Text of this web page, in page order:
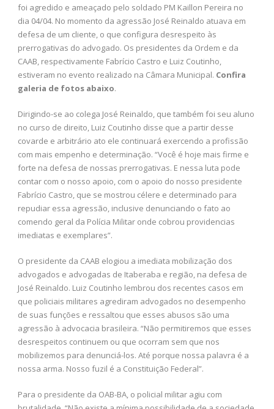
foi agredido e ameaçado pelo soldado PM Kaillon Pereira no
dia 04/04. No momento da agressão José Reinaldo atuava em
defesa de um cliente, o que configura desrespeito às
prerrogativas do advogado. Os presidentes da Ordem e da
CAAB, respectivamente Fabrício Castro e Luiz Coutinho,
estiveram no evento realizado na Câmara Municipal. Confira
galeria de fotos abaixo.
Dirigindo-se ao colega José Reinaldo, que também foi seu aluno
no curso de direito, Luiz Coutinho disse que a partir desse
covarde e arbitrário ato ele continuará exercendo a profissão
com mais empenho e determinação. “Você é hoje mais firme e
forte na defesa de nossas prerrogativas. E nessa luta pode
contar com o nosso apoio, com o apoio do nosso presidente
Fabrício Castro, que se mostrou célere e determinado para
repudiar essa agressão, inclusive denunciando o fato ao
comendo geral da Polícia Militar onde cobrou providencias
imediatas e exemplares”.
O presidente da CAAB elogiou a imediata mobilização dos
advogados e advogadas de Itaberaba e região, na defesa de
José Reinaldo. Luiz Coutinho lembrou dos recentes casos em
que policiais militares agrediram advogados no desempenho
de suas funções e ressaltou que esses abusos são uma
agressão à advocacia brasileira. “Não permitiremos que esses
desrespeitos continuem ou que ocorram sem que nos
mobilizemos para denunciá-los. Até porque nossa palavra é a
nossa arma. Nosso fuzil é a Constituição Federal”.
Para o presidente da OAB-BA, o policial militar agiu com